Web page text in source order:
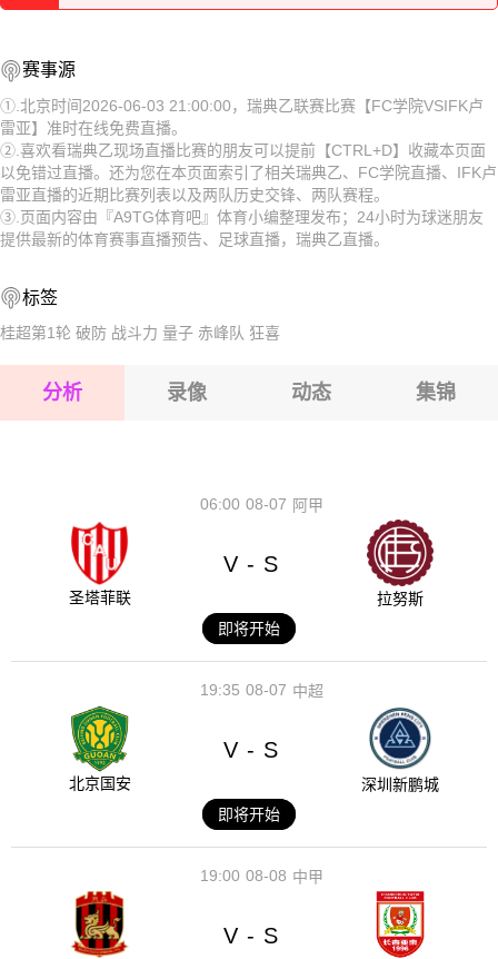
2026-08-15 【瑞典乙】 FC学院VSIFK卢雷亚
2026-08-15 【瑞典乙】 FC学院VSIFK卢雷亚
2026-08-15 【瑞典乙】 FC学院VSIFK卢雷亚
2026-08-15 【瑞典乙】 FC学院VSIFK卢雷亚
2026-08-15 【瑞典乙】 FC学院VSIFK卢雷亚
2026-08-15 【瑞典乙】 FC学院VSIFK卢雷亚
2026-08-15 【瑞典乙】 FC学院VSIFK卢雷亚
赛事源
①.北京时间2026-06-03 21:00:00，瑞典乙联赛比赛【FC学院VSIFK卢
雷亚】准时在线免费直播。
②.喜欢看瑞典乙现场直播比赛的朋友可以提前【CTRL+D】收藏本页面
以免错过直播。还为您在本页面索引了相关瑞典乙、FC学院直播、IFK卢
雷亚直播的近期比赛列表以及两队历史交锋、两队赛程。
③.页面内容由『A9TG体育吧』体育小编整理发布；24小时为球迷朋友
提供最新的体育赛事直播预告、足球直播，瑞典乙直播。
标签
桂超第1轮 破防 战斗力 量子 赤峰队 狂喜
分析 录像 动态 集锦
08-07
06:00 阿甲
圣塔菲联
V - S
拉努斯
即将开始
08-07
19:35 中超
北京国安
V - S
深圳新鹏城
即将开始
08-08
19:00 中甲
V - S